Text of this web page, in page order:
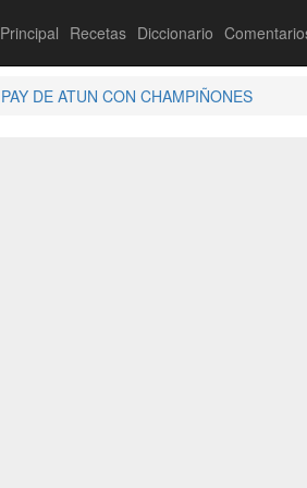
Principal Recetas Diccionario
PAY DE ATUN CON CHAMPIÑONES